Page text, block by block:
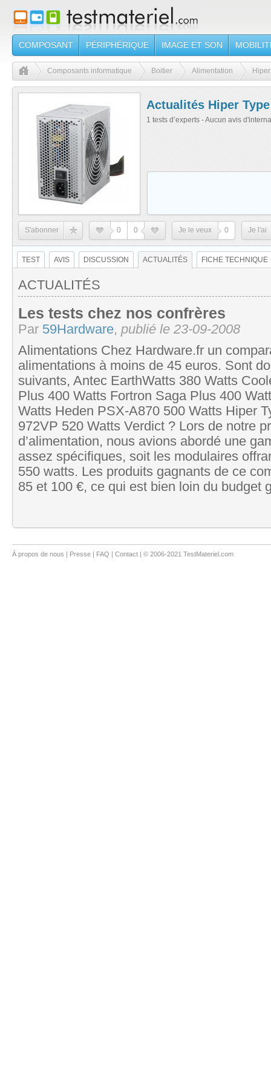
COMPOSANT PÉRIPHÉRIQUE IMAGE ET SON
Composants informatique Boitier Alimentation
Actualités Hiper Type
1 tests d’experts - Aucun avis
S'abonner 0 0 Je le veux 0 Je l'ai
TEST AVIS DISCUSSION ACTUALITÉS FICHE TECHNIQUE
ACTUALITÉS
Les tests chez nos confrères
Par 59Hardware, publié le 23-09-2008
Alimentations Chez Hardware.fr un
alimentations à moins de 45 euros. Sont
suivants, Antec EarthWatts 380 Watts
Plus 400 Watts Fortron Saga Plus 400
Watts Heden PSX-A870 500 Watts Hiper
972VP 520 Watts Verdict ? Lors de notre
d’alimentation, nous avions abordé une
assez spécifiques, soit les modulaires
550 watts. Les produits gagnants de ce
85 et 100 €, ce qui est bien loin du budget
À propos de nous | Presse | FAQ | Contact | © 2006-2021 TestMateriel.com